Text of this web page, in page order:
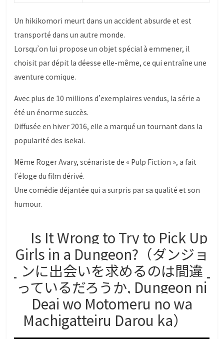
Un hikikomori meurt dans un accident absurde et est
transporté dans un autre monde.
Lorsqu’on lui propose un objet spécial à emmener, il
choisit par dépit la déesse elle-même, ce qui entraîne une
aventure comique.
Avec plus de 10 millions d’exemplaires vendus, la série a
été un énorme succès.
Diffusée en hiver 2016, elle a marqué un tournant dans la
popularité des isekai.
Même Roger Avary, scénariste de « Pulp Fiction », a fait
l’éloge du film dérivé.
Une comédie déjantée qui a surpris par sa qualité et son
humour.
Is It Wrong to Try to Pick Up
Girls in a Dungeon?（ダンジョ
ンに出会いを求めるのは間違
っているだろうか, Dungeon ni
Deai wo Motomeru no wa
Machigatteiru Darou ka）